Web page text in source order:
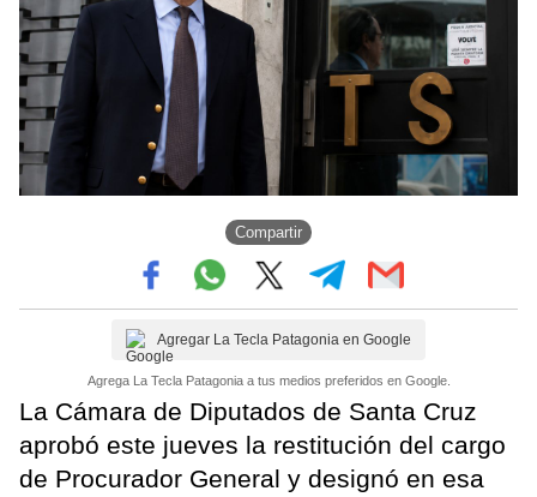
Compartir
Agregar La Tecla Patagonia en Google
Agrega La Tecla Patagonia a tus medios preferidos en Google.
La Cámara de Diputados de Santa Cruz
aprobó este jueves la restitución del cargo
de Procurador General y designó en esa